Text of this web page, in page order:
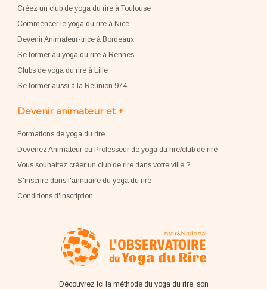
Créez un club de yoga du rire à Toulouse
Commencer le yoga du rire à Nice
Devenir Animateur-trice à Bordeaux
Se former au yoga du rire à Rennes
Clubs de yoga du rire à Lille
Se former aussi à la Réunion 974
Devenir animateur et +
Formations de yoga du rire
Devenez Animateur ou Professeur de yoga du rire/club de rire
Vous souhaitez créer un club de rire dans votre ville ?
S'inscrire dans l'annuaire du yoga du rire
Conditions d'inscription
Découvrez ici la méthode du yoga du rire, son